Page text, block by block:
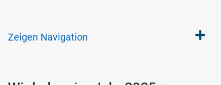
Zeigen Navigation